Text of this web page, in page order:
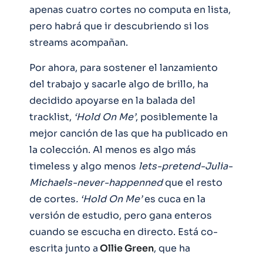
apenas cuatro cortes no computa en lista,
pero habrá que ir descubriendo si los
streams acompañan.
Por ahora, para sostener el lanzamiento
del trabajo y sacarle algo de brillo, ha
decidido apoyarse en la balada del
tracklist, ‘Hold On Me’, posiblemente la
mejor canción de las que ha publicado en
la colección. Al menos es algo más
timeless y algo menos lets-pretend-Julia-
Michaels-never-happennedque el resto
de cortes. ‘Hold On Me’es cuca en la
versión de estudio, pero gana enteros
cuando se escucha en directo. Está co-
escrita junto aOllie Green, que ha